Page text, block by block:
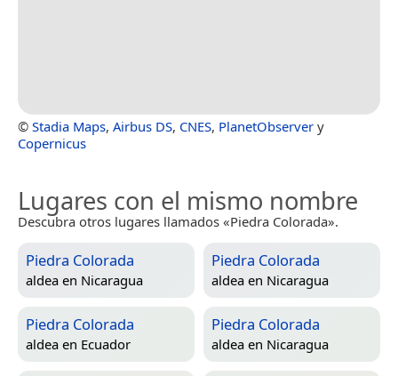
© Stadia Maps, Airbus DS, CNES, PlanetObserver y
Copernicus
Lugares con el mismo nombre
Descubra otros lugares llamados «Piedra Colorada».
Piedra Colorada
aldea en Nicaragua
Piedra Colorada
aldea en Nicaragua
Piedra Colorada
aldea en Ecuador
Piedra Colorada
aldea en Nicaragua